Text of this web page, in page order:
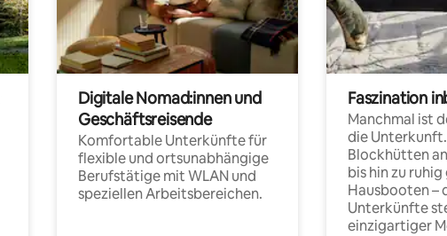
Digitale Nomad:innen und
Geschäftsreisende
Komfortable Unterkünfte für
flexible und ortsunabhängige
Berufstätige mit WLAN und
speziellen Arbeitsbereichen.
Faszination
Manchmal ist
die
Blockhütten
bis hin zu
Hausbooten –
Unterkünfte
einzigartiger